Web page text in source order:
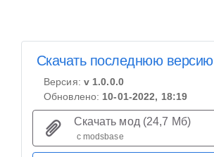
Скачать последнюю версию
Версия: v 1.0.0.0
Обновлено: 10-01-2022, 18:19
Скачать мод (24,7 Мб)
с modsbase